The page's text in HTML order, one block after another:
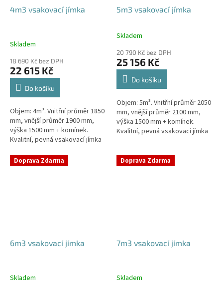
4m3 vsakovací jímka
Skladem
18 690 Kč bez DPH
22 615 Kč
Do košíku
Objem: 4m³. Vnitřní průměr 1850
mm, vnější průměr 1900 mm,
výška 1500 mm + komínek.
Kvalitní, pevná vsakovací jímka
(nádrž) bez potřeby
obetonování Průměr přítoku a
odtoku +...
5m3 vsakovací jímka
Průměrné
produktu
je
5,0
hvězdiček.
Skladem
20 790 Kč bez DPH
25 156 Kč
Do košíku
Objem: 5m³. Vnitřní průměr 2050
mm, vnější průměr 2100 mm,
výška 1500 mm + komínek.
Kvalitní, pevná vsakovací jímka
obetonování Průměr přítoku a
odtoku +...
Doprava Zdarma
6m3 vsakovací jímka
Skladem
Doprava Zdarma
7m3 vsakovací jímka
Skladem